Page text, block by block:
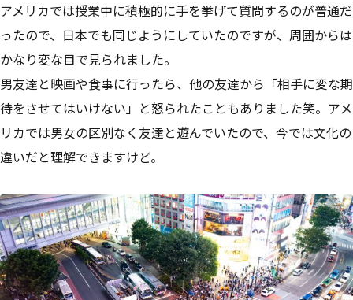
アメリカでは授業中に積極的に手を挙げて質問するのが普通だ
ったので、日本でも同じようにしていたのですが、周囲からは
かなり変な目で見られました。
男友達と映画や食事に行ったら、他の友達から「相手に変な期
待をさせてはいけない」と怒られたこともありました笑。アメ
リカでは男女の区別なく友達と遊んでいたので、今では文化の
違いだと理解できますけど。